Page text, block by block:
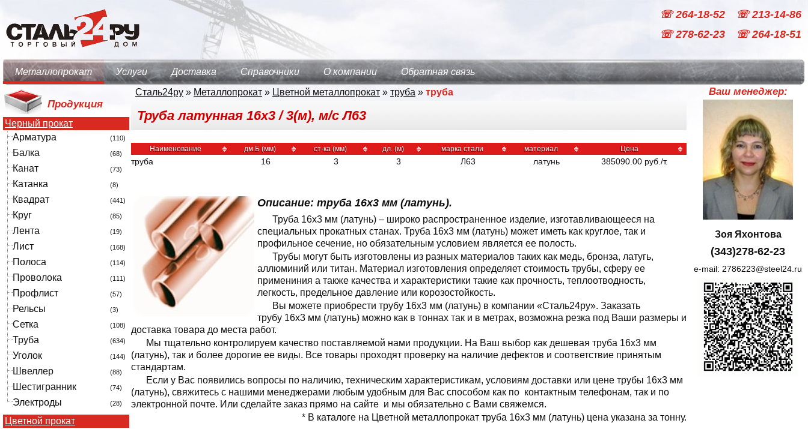
☏ 264-18-52
☏ 213-14-86
☏ 278-62-23
☏ 264-18-51
Металлопрокат Услуги Доставка Справочники О компании Обратная связь
Продукция
Черный прокат
Арматура
(110)
Балка (68)
Канат (73)
Катанка (8)
Квадрат (441)
Круг (85)
Лента (19)
Лист (168)
Полоса (114)
Проволока (111)
Профлист (57)
Рельсы (3)
Сетка (108)
Труба (634)
Уголок (144)
Швеллер (88)
Шестигранник (74)
Электроды (28)
Цветной прокат
Сталь24ру » Металлопрокат » Цветной металлопрокат » труба » труба
Труба латунная 16х3 / 3(м), м/с Л63
Наименование дм.Б (мм) ст-ка (мм) дл. (м) марка стали материал Цена
труба 16 3 3 Л63 латунь 385090.00 руб ./т.
Описание: труба 16x3 мм (латунь).
Труба 16x3 мм (латунь) – широко распространенное изделие, изготавливающееся на
специальных прокатных станах. Труба 16x3 мм (латунь) может иметь как круглое, так и
профильное сечение, но обязательным условием является ее полость.
Трубы могут быть изготовлены из разных материалов таких как медь, бронза, латугь,
аллюминий или титан. Материал изготовления определяет стоимость трубы, сферу ее
примениния а также качества и характеристики такие как прочность, теплоотводность,
легкость, предельное давление или корозостойкость.
Вы можете приобрести трубу 16x3 мм (латунь) в компании «Сталь24ру». Заказать
трубу 16x3 мм (латунь) можно как в тоннах так и в метрах, возможна резка под Ваши размеры и
доставка товара до места работ.
Мы тщательно контролируем качество поставляемой нами продукции. На Ваш выбор как дешевая труба 16x3 мм
(латунь), так и более дорогие ее виды. Все товары проходят проверку на наличие дефектов и соответствие принятым
стандартам.
Если у Вас появились вопросы по наличию, техническим характеристикам, условиям доставки или цене трубы 16x3 мм
(латунь), свяжитесь с нашими менеджерами любым удобным для Вас способом как по контактным телефонам, так и по
электронной почте. Или сделайте заказ прямо на сайте и мы обязательно с Вами свяжемся.
* В каталоге на Цветной металлопрокат труба 16x3 мм (латунь) цена указана за тонну.
Ваш менеджер:
Зоя Яхонтова
(343)278-62-23
e-mail: 2786223@steel24.ru